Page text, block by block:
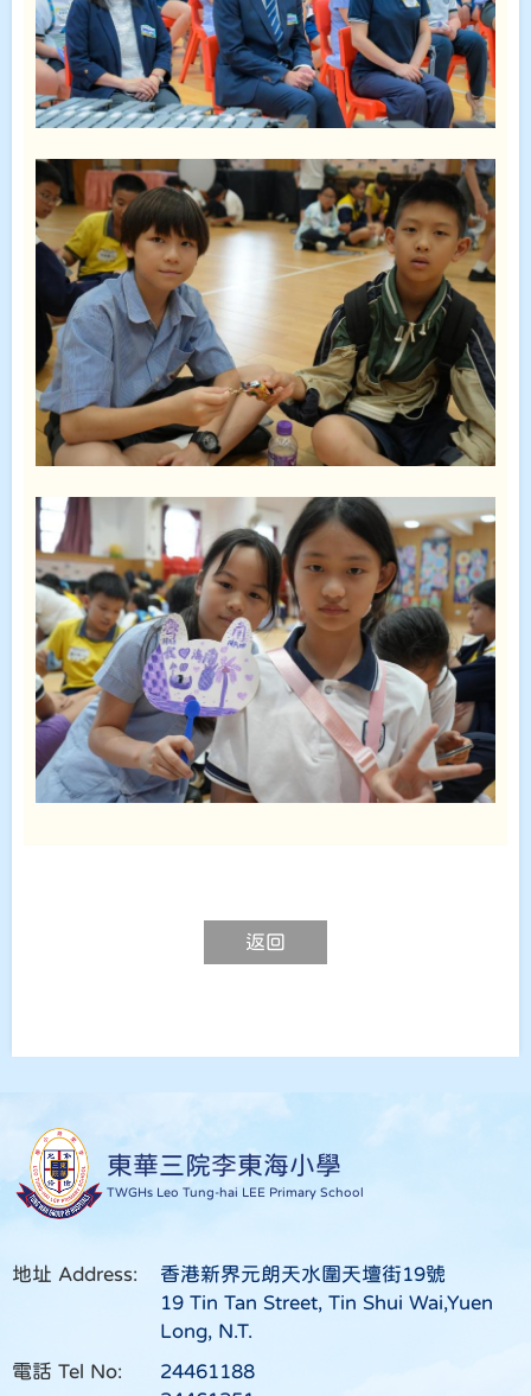
返回
東華三院李東海小學
TWGHs Leo Tung-hai LEE Primary School
地址 Address:
香港新界元朗天水圍天壇街19號
19 Tin Tan Street, Tin Shui Wai,Yuen
Long, N.T.
電話 Tel No:
24461188